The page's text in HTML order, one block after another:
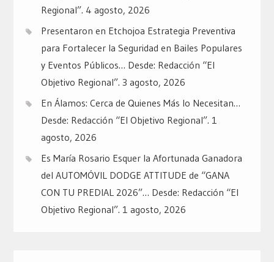
Regional”. 4 agosto, 2026
Presentaron en Etchojoa Estrategia Preventiva
para Fortalecer la Seguridad en Bailes Populares
y Eventos Públicos… Desde: Redacción “El
Objetivo Regional”. 3 agosto, 2026
En Álamos: Cerca de Quienes Más lo Necesitan…
Desde: Redacción “El Objetivo Regional”. 1
agosto, 2026
Es María Rosario Esquer la Afortunada Ganadora
del AUTOMÓVIL DODGE ATTITUDE de “GANA
CON TU PREDIAL 2026”… Desde: Redacción “El
Objetivo Regional”. 1 agosto, 2026